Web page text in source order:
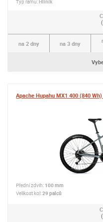
Typ rámu:Hliník
na 2 dny
na 3 dny
Apache Hupahu MX1 400 (840
Přední zdvih: 100 mm
Velikost kol:29 palců